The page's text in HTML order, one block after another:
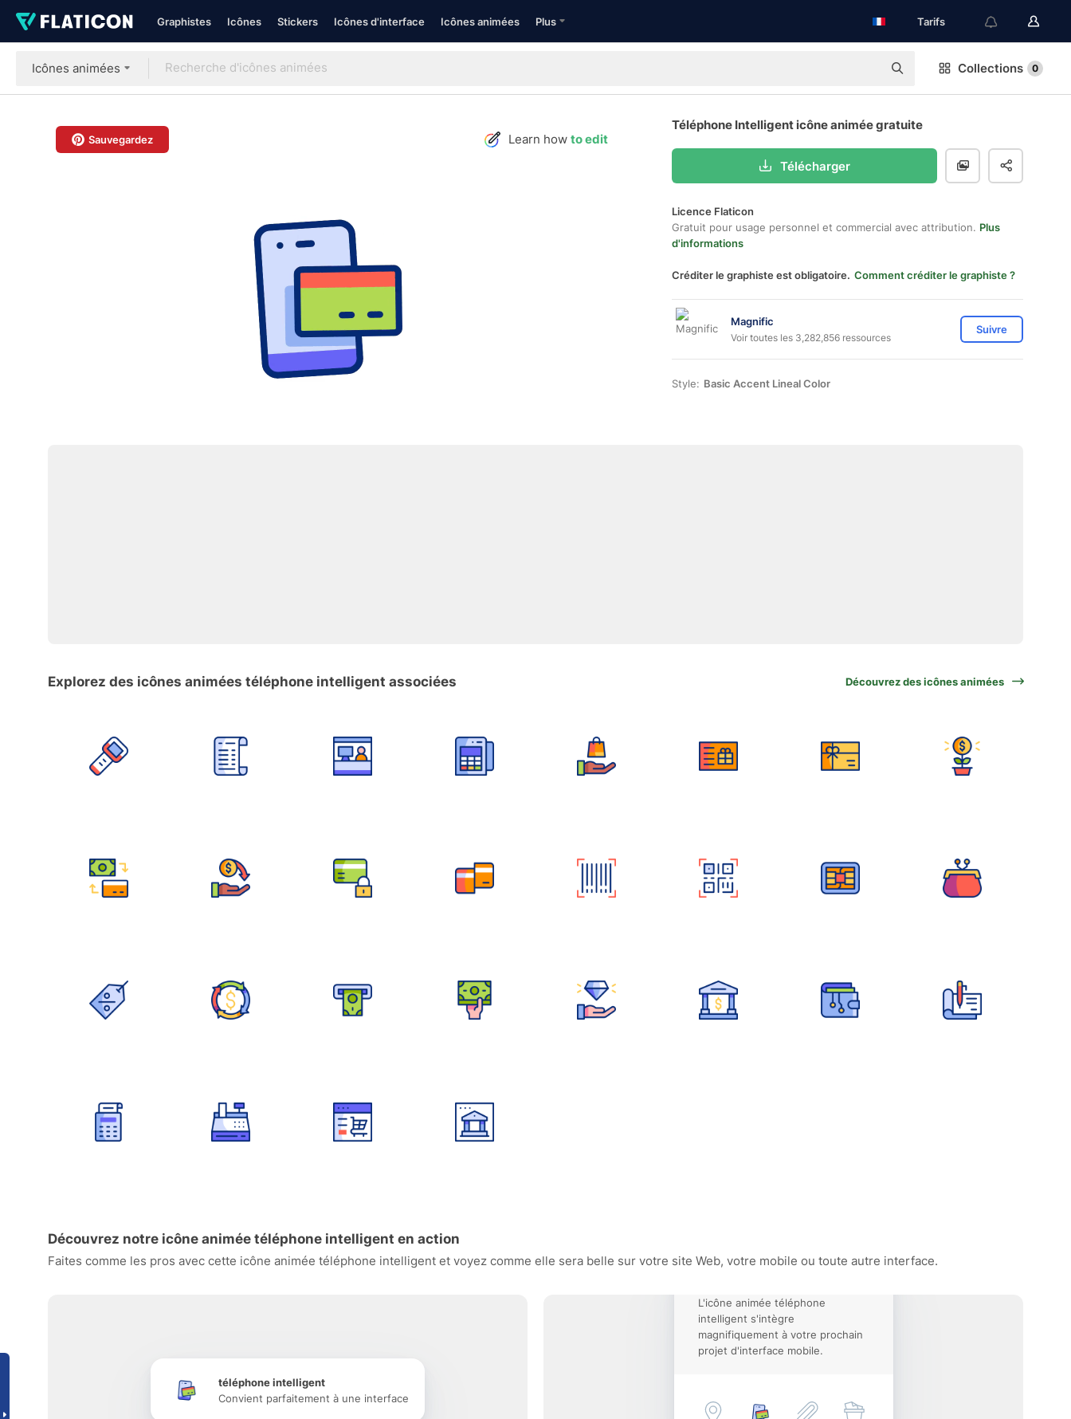
Graphistes Icônes Stickers Icônes d'interface Icônes animées Plus Tarifs
Icônes animées Collections 0
Sauvegardez Learn how to edit
Téléphone Intelligent icône animée gratuite
Télécharger
Licence Flaticon
Gratuit pour usage personnel et commercial avec attribution. Plus
d'informations
Créditer le graphiste est obligatoire. Comment créditer le graphiste ?
Magnific
Voir toutes les 3,282,856 ressources
Suivre
Style: Basic Accent Lineal Color
Explorez des icônes animées téléphone intelligent associées Découvrez des icônes animées
Découvrez notre icône animée téléphone intelligent en action
Faites comme les pros avec cette icône animée téléphone intelligent et voyez comme elle sera belle sur votre site Web, votre mobile ou toute autre interface.
téléphone intelligent
Convient parfaitement à une interface
L'icône animée téléphone
intelligent s'intègre
magnifiquement à votre prochain
projet d'interface mobile.